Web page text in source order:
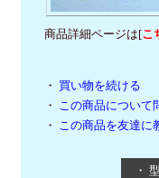
商品詳細ページは[こ
・ 買い物を続ける
・ この商品について
・ この商品を友達に
・